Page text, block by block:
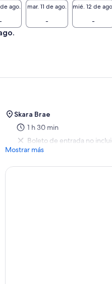
ago. mar. 11 de ago.
-
mié. 12 de
-
Skara Brae
1 h 30 min
Boleto de entrada no
Mostrar más